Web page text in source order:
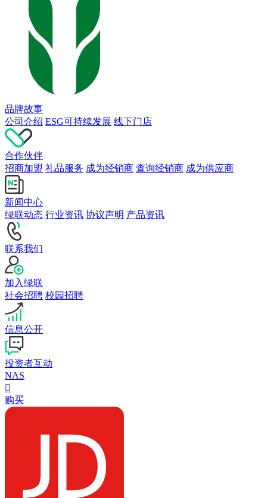
品牌故事
公司介绍 ESG可持续发展 线下门店
合作伙伴
招商加盟 礼品服务 成为经销商 查询经销商 成为供应商
新闻中心
绿联动态 行业资讯 协议声明 产品资讯
联系我们
加入绿联
社会招聘 校园招聘
信息公开
投资者互动
NAS

购买